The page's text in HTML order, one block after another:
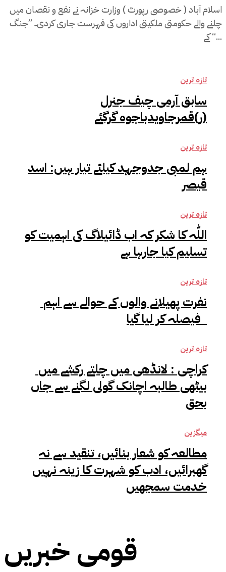
اسلام آباد ( خصوصی رپورٹ ) وزارت خزانہ نے نفع و نقصان میں
چلنے والے حکومتی ملکیتی اداروں کی فہرست جاری کردی۔ ’’جنگ
‘‘ کے...
تازہ ترین
سابق آرمی چیف جنرل
(ر)قمرجاویدباجوہ گرگئے
تازہ ترین
ہم لمبی جدوجہد کیلئے تیار ہیں: اسد
قیصر
تازہ ترین
اللّٰہ کا شکر کہ اب ڈائیلاگ کی اہمیت کو
تسلیم کیا جارہا ہے
تازہ ترین
تازہ ترین
بیٹھی طالبہ اچانک گولی لگنے سے جاں
بحق
میگزین
مطالعہ کو شعار بنائیں، تنقید سے نہ
گھبرائیں، ادب کو شہرت کا زینہ نہیں
خدمت سمجھیں
قومی خبریں